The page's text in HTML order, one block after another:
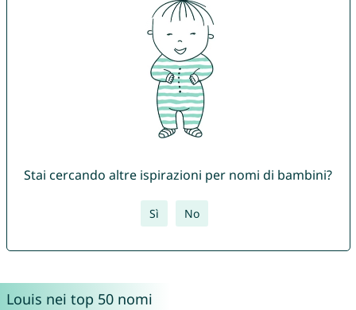
Stai cercando altre ispirazioni per nomi di bambini?
Sì No
Louis nei top 50 nomi